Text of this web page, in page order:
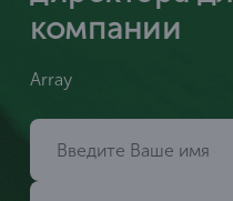
компании
Array